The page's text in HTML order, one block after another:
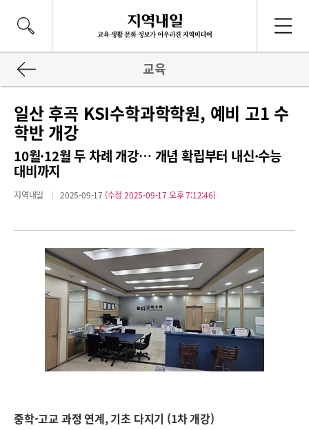
교육
일산 후곡 KSI수학과학학원, 예비 고1 수
학반 개강
10월·12월 두 차례 개강… 개념 확립부터 내신·수능
대비까지
지역내일 2025-09-17 (수정 2025-09-17 오후 7:12:46)
중학-고교 과정 연계, 기초 다지기 (1차 개강)